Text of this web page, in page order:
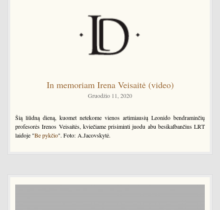
In memoriam Irena Veisaitė (video)
Gruodžio 11, 2020
Šią liūdną dieną, kuomet netekome vienos artimiausių Leonido bendraminčių
profesorės Irenos Veisaitės, kviečiame prisiminti juodu abu besikalbančius LRT
laidoje "Be pykčio". Foto: A.Jacovskytė.